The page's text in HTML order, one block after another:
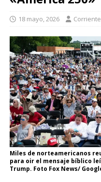
18 mayo, 2026
Miles de norteamericanos
para oir el mensaje bíblico
Trump. Foto Fox News/